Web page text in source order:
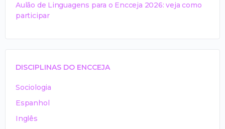
Aulão de Linguagens para o Encceja 2026: veja como
participar
DISCIPLINAS DO ENCCEJA
Sociologia
Espanhol
Inglês